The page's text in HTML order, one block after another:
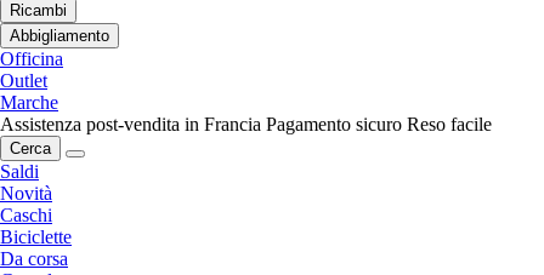
Ricambi
Abbigliamento
Officina
Outlet
Marche
Assistenza post-vendita in Francia Pagamento sicuro Reso facile
Cerca
Saldi
Novità
Caschi
Biciclette
Da corsa